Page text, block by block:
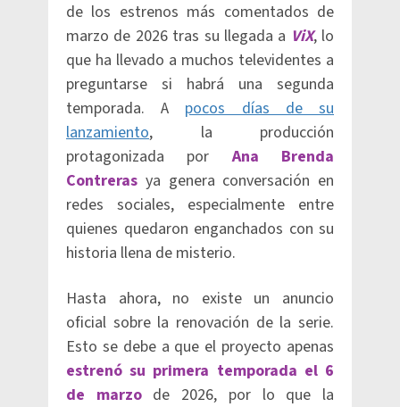
de los estrenos más comentados de
marzo de 2026 tras su llegada a ViX, lo
que ha llevado a muchos televidentes a
preguntarse si habrá una segunda
temporada. A pocos días de su
lanzamiento, la producción
protagonizada porAna Brenda
Contreras ya genera conversación en
redes sociales, especialmente entre
quienes quedaron enganchados con su
historia llena de misterio.
Hasta ahora, no existe un anuncio
oficial sobre la renovación de la serie.
Esto se debe a que el proyecto apenas
estrenó su primera temporada el 6
de marzode 2026, por lo que la